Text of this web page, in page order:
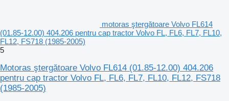
motoras ştergătoare Volvo FL614
(01.85-12.00) 404.206 pentru cap tractor Volvo FL, FL6, FL7, FL10,
FL12, FS718 (1985-2005)
5
Motoras ştergătoare Volvo FL614 (01.85-12.00) 404.206
pentru cap tractor Volvo FL, FL6, FL7, FL10, FL12, FS718
(1985-2005)